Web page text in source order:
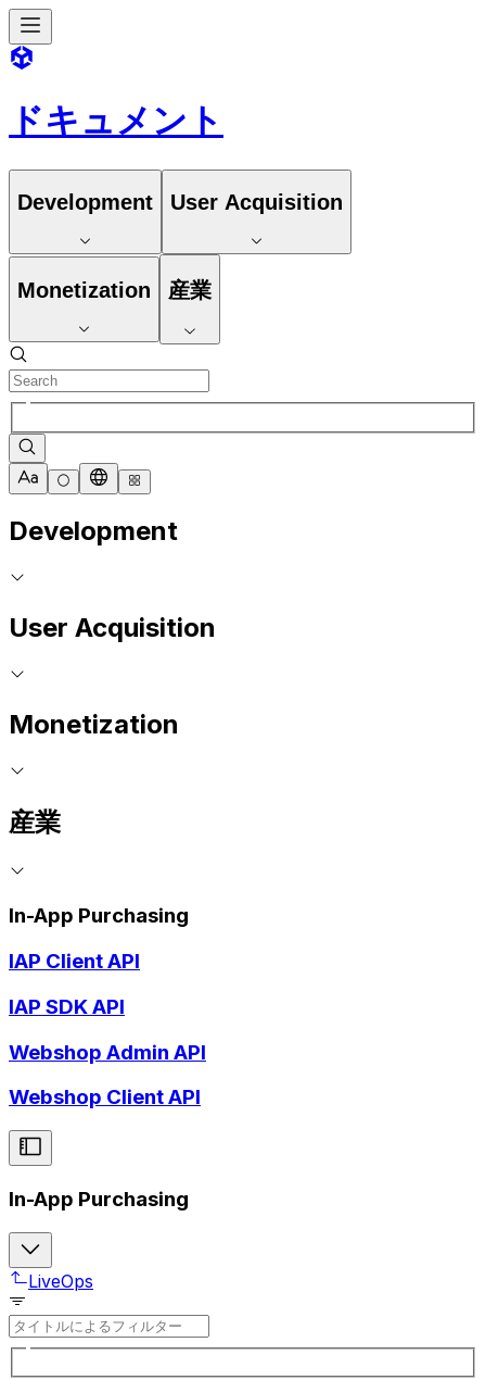
ドキュメント
Development User Acquisition
Monetization 産業
Development
User Acquisition
Monetization
産業
In-App Purchasing
IAP Client API
IAP SDK API
Webshop Admin API
Webshop Client API
In-App Purchasing
LiveOps